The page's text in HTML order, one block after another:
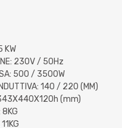
KW
230V / 50Hz
500 / 3500W
140 / 220 (MM)
343X440X120h (mm)
8KG